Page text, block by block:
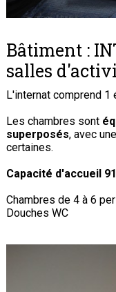
Bâtiment :
salles
L'internat comprend 1
Les chambres sont
superposés, avec
certaines.
Capacité d'accueil
Chambres de 4 à 6
Douches WC